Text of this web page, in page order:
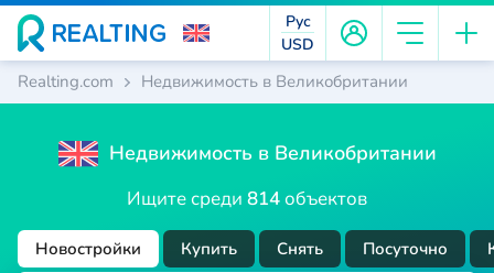
Рус
USD
Realting.com Недвижимость в Великобритании
Недвижимость в Великобритании
Ищите среди 814объектов
Новостройки Купить Снять Посуточно